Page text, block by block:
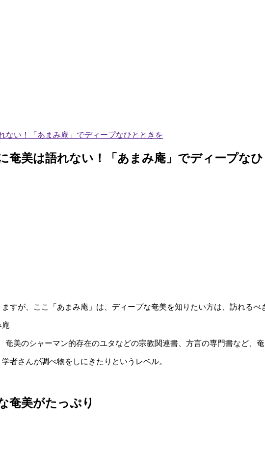
ない！「あまみ庵」でディープなひとときを
奄美は語れない！「あまみ庵」でディープな
すが、ここ「あまみ庵」は、ディープな奄美を知りたい方は、訪れるべ
美のシャーマン的存在のユタなどの宗教関連書、方言の専門書など、
者さんが調べ物をしにきたりというレベル。
奄美がたっぷり